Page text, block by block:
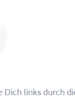
Dich links durch